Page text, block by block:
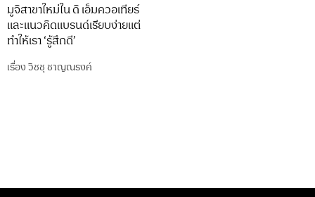
มูจิสาขาใหม่ใน ดิ เอ็มควอเทียร์
และแนวคิดแบรนด์เรียบง่ายแต่
ทำให้เรา ‘รู้สึกดี’
เรื่องวิชชุ ชาญณรงค์